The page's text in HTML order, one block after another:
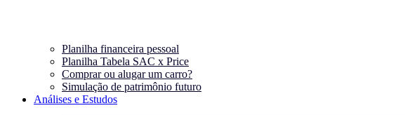
Planilha financeira pessoal
Planilha Tabela SAC x Price
Comprar ou alugar um carro?
Simulação de patrimônio futuro
Análises e Estudos